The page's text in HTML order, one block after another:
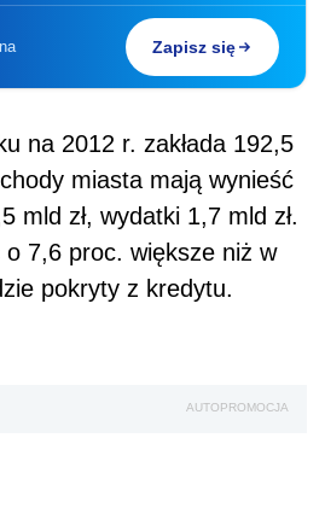
Zapisz się
na 2012 r. zakłada 192,5
miasta mają wynieść
mld zł, wydatki 1,7 mld zł.
7,6 proc. większe niż w
pokryty z kredytu.
AUTOPROMOCJA